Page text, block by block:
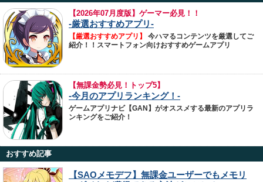
【2026年07月度版】ゲーマー必見！！
-厳選おすすめアプリ-
【厳選おすすめアプリ】
今ハマるコンテンツを厳選してご
紹介！！スマートフォン向けおすすめゲームアプリ
【無課金勢必見！トップ5】
-今月のアプリランキング！-
ゲームアプリナビ【GAN】がオススメする最新のアプリラ
ンキングをご紹介！
おすすめ記事
【SAOメモデフ】無課金ユーザーでもメモリ